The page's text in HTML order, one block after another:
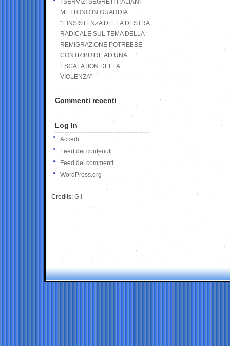
I SERVIZI SEGRETI ITALIANI
METTONO IN GUARDIA:
“L’INSISTENZA DELLA DESTRA
RADICALE SUL TEMA DELLA
REMIGRAZIONE POTREBBE
CONTRIBUIRE AD UNA
ESCALATION DELLA
VIOLENZA”
Commenti recenti
Log In
Accedi
Feed dei contenuti
Feed dei commenti
WordPress.org
Credits: G.I